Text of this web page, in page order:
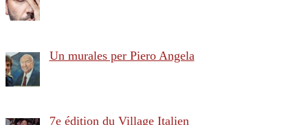
Un murales per Piero Angela
7e édition du Village Italien